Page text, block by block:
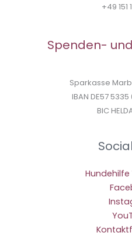
+49 151
Spenden-
Sparkasse
IBAN DE57 5335
BIC